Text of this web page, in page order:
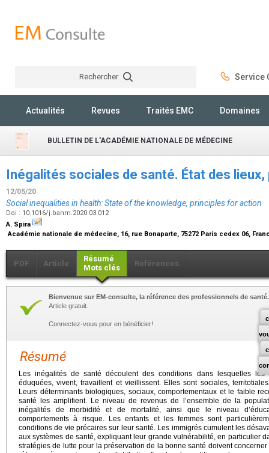
Rechercher Service
Actualités Revues Traités EMC Domaines
BULLETIN DE L'ACADÉMIE NATIONALE DE MÉDECINE
Inégalités sociales de santé. État des
12/05/20
Social inequalities in health: State of the knowledge, principles for action
Doi : 10.1016/j.banm.2020.03.012
A. Spira
Académie nationale de médecine, 16, rue Bonaparte, 75272 Paris cedex 06,
PDF Article
Résumé
Mots clés
Références
Bienvenue sur EM-consulte, la référence des professionnels de santé.
Article gratuit.
Connectez-vous pour en bénéficier!
Résumé
Les inégalités de santé découlent des conditions dans lesquelles les
éduquées, vivent, travaillent et vieillissent. Elles sont sociales,
Leurs déterminants biologiques, sociaux, comportementaux et le faible
santé les amplifient. Le niveau de revenus de l’ensemble de la
inégalités de morbidité et de mortalité, ainsi que le niveau
comportements à risque. Les enfants et les femmes sont
conditions de vie précaires sur leur santé. Les immigrés cumulent les
aux systèmes de santé, expliquant leur grande vulnérabilité, en particulier
stratégies de lutte pour la préservation de la bonne santé doivent